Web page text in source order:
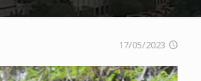
17/05/2023